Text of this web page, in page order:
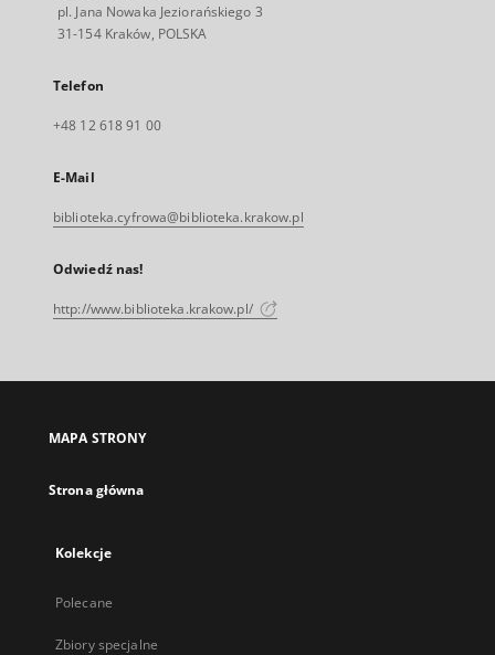
pl. Jana Nowaka Jeziorańskiego 3
31-154 Kraków, POLSKA
Telefon
+48 12 618 91 00
E-Mail
biblioteka.cyfrowa@biblioteka.krakow.pl
Odwiedź nas!
http://www.biblioteka.krakow.pl/
MAPA STRONY
Strona główna
Kolekcje
Polecane
Zbiory specjalne